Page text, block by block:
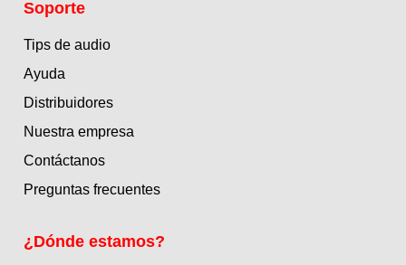
Soporte
Tips de audio
Ayuda
Distribuidores
Nuestra empresa
Contáctanos
Preguntas frecuentes
¿Dónde estamos?